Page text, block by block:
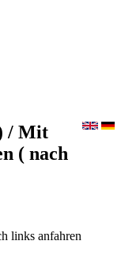
/ Mit
( nach
links anfahren